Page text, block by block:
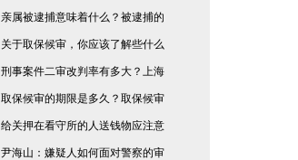
亲属被逮捕意味着什么？被逮捕的
关于取保候审，你应该了解些什么
刑事案件二审改判率有多大？上海
取保候审的期限是多久？取保候审
给关押在看守所的人送钱物应注意
尹海山：嫌疑人如何面对警察的审